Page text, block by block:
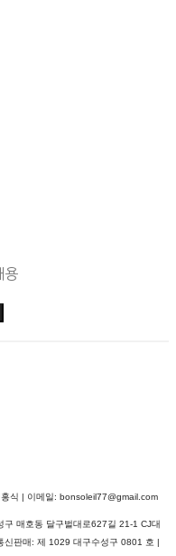
용
식 | 이메일: bonsoleil77@gmail.com
매호동 달구벌대로627길 21-1 CJ대
신판매: 제 1029 대구수성구 0801 호 |